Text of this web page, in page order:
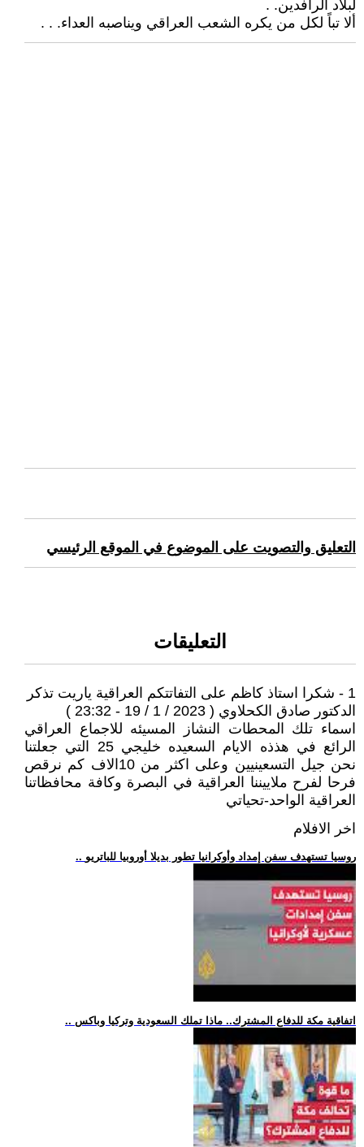
لبلاد الرافدين. .
ألا تباً لكل من يكره الشعب العراقي ويناصبه العداء. . .
التعليق والتصويت على الموضوع في الموقع الرئيسي
التعليقات
1 - شكرا استاذ كاظم على التفاتتكم العراقية ياريت تذكر
الدكتور صادق الكحلاوي ( 2023 / 1 / 19 - 23:32 )
اسماء تلك المحطات النشاز المسيئه للاجماع العراقي
الرائع في هذذه الايام السعيده خليجي 25 التي جعلتنا
نحن جيل التسعينيين وعلى اكثر من 10الاف كم نرقص
فرحا لفرح ملاييننا العراقية في البصرة وكافة محافظاتنا
العراقية الواحد-تحياتي
اخر الافلام
.. روسيا تستهدف سفن إمداد وأوكرانيا تطور بديلا أوروبيا للباتريو
.. اتفاقية مكة للدفاع المشترك.. ماذا تملك السعودية وتركيا وباكس